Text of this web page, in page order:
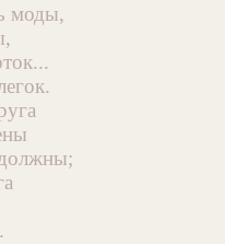
моды,